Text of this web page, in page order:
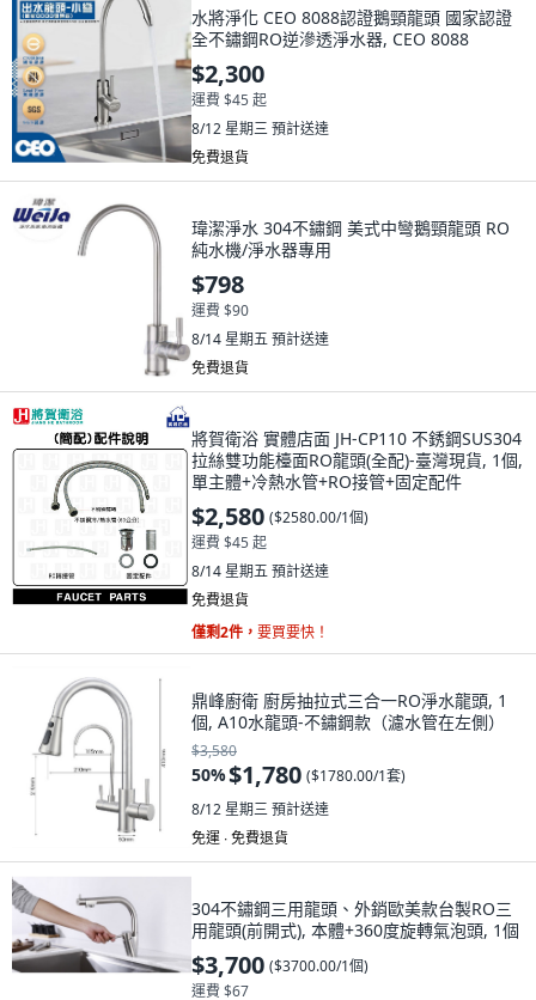
水將淨化 CEO 8088認證鵝頸龍頭 國家認證
全不鏽鋼RO逆滲透淨水器, CEO 8088
$2,300
運費 $45 起
8/12 星期三預計送達
免費退貨
瑋潔淨水 304不鏽鋼 美式中彎鵝頸龍頭 RO
純水機/淨水器專用
$798
運費 $90
8/14 星期五預計送達
免費退貨
將賀衛浴 實體店面 JH-CP110 不銹鋼SUS304
拉絲雙功能檯面RO龍頭(全配)-臺灣現貨, 1個,
單主體+冷熱水管+RO接管+固定配件
$2,580 ($2580.00/1個)
運費 $45 起
8/14 星期五預計送達
免費退貨
僅剩2件， 要買要快！
鼎峰廚衛 廚房抽拉式三合一RO淨水龍頭, 1
個, A10水龍頭-不鏽鋼款（濾水管在左側）
$3,580
50%$1,780 ($1780.00/1套)
8/12 星期三預計送達
免運 ∙ 免費退貨
304不鏽鋼三用龍頭、外銷歐美款台製RO三
用龍頭(前開式), 本體+360度旋轉氣泡頭, 1個
$3,700 ($3700.00/1個)
運費 $67